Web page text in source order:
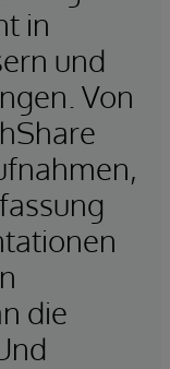
in
und
Von
die